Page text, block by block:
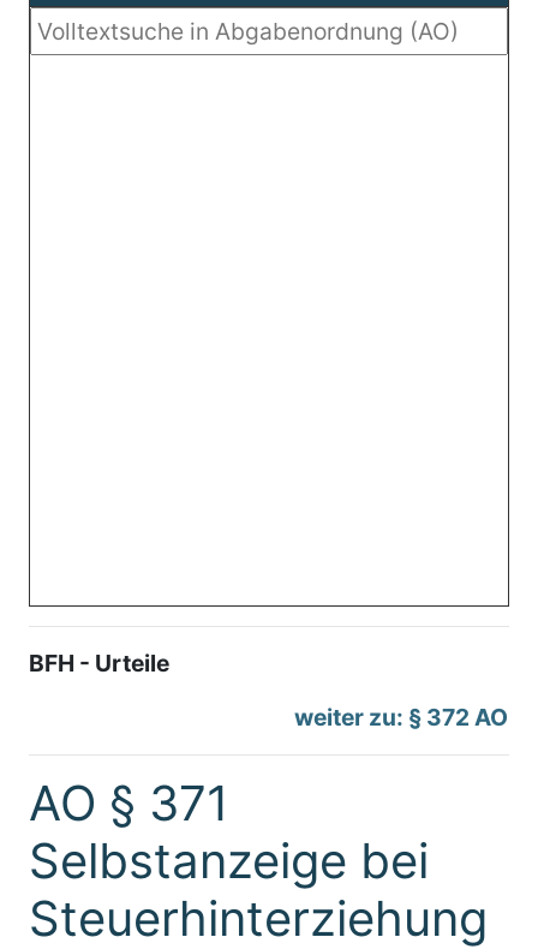
BFH - Urteile
weiter zu: § 372 AO
AO § 371
Selbstanzeige bei
Steuerhinterziehung